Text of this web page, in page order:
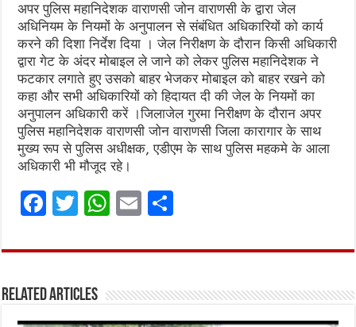
अपर पुलिस महानिदेशक वाराणसी जोन वाराणसी के द्वारा जेल
अधिनियम के नियमों के अनुपालन से संबंधित अधिकारियों को कार्य
करने की दिशा निर्देश दिया । जेल निरीक्षण के दौरान किसी अधिकारी
द्वारा गेट के अंदर मोबाइल ले जाने को लेकर पुलिस महानिदेशक ने
फटकार लगाते हुए उसको बाहर भेजकर मोबाइल को बाहर रखने को
कहा और सभी अधिकारियों को हिदायत दी की जेल के नियमों का
अनुपालन अधिकारी करें ।जिलाजेल गुरमा निरीक्षण के दौरान अपर
पुलिस महानिदेशक वाराणसी जोन वाराणसी जिला कारागार के साथ
मुख्य रूप से पुलिस अधीक्षक, एडीएम के साथ पुलिस महकमे के आला
अधिकारी भी मौजूद रहे।
F
ce
o
T
it
r
W
at
A
E
ai ar
Related Articles